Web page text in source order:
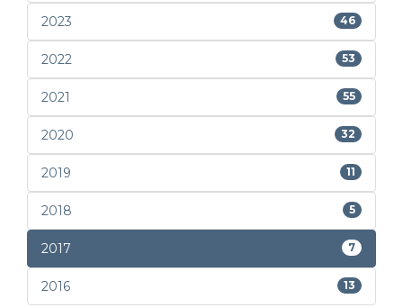
2023 46
2022 53
2021 55
2020 32
2019 11
2018 5
2017 7
2016 13